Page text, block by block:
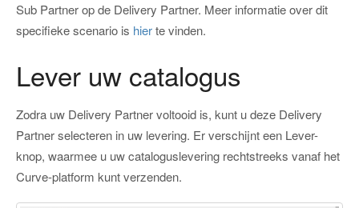
Sub Partner op de Delivery Partner. Meer informatie over dit
specifieke scenario is hierte vinden.
Lever uw catalogus
Zodra uw Delivery Partner voltooid is, kunt u deze Delivery
Partner selecteren in uw levering. Er verschijnt een Lever-
knop, waarmee u uw cataloguslevering rechtstreeks vanaf het
Curve-platform kunt verzenden.